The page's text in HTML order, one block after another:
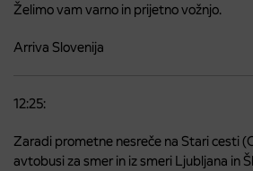
Želimo vam varno in prijetno vožnjo.
Arriva Slovenija
12:25:
Zaradi prometne nesreče na Stari cesti
avtobusi za smer in iz smeri Ljubljana in